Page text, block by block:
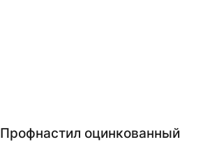
Профнастил оцинкованный